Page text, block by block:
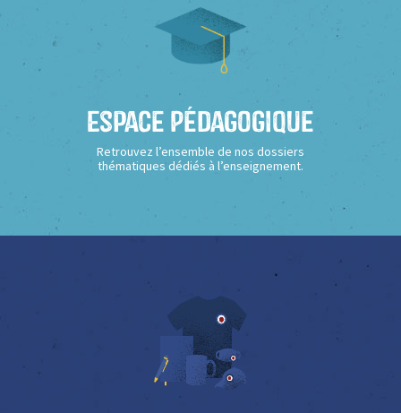
Espace Pédagogique
Retrouvez l’ensemble de nos dossiers
thématiques dédiés à l’enseignement.